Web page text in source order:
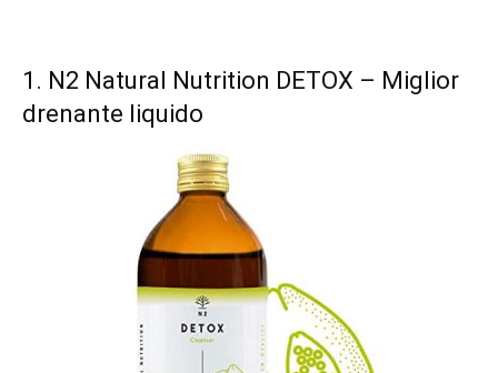
1. N2 Natural Nutrition DETOX – Miglior
drenante liquido